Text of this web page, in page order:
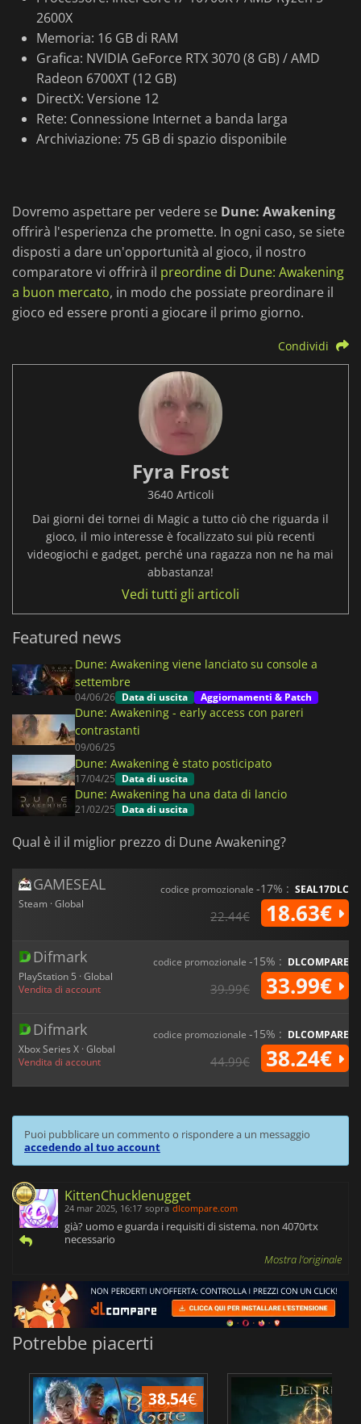
2600X
Memoria: 16 GB di RAM
Grafica: NVIDIA GeForce RTX 3070 (8 GB) / AMD
Radeon 6700XT (12 GB)
DirectX: Versione 12
Rete: Connessione Internet a banda larga
Archiviazione: 75 GB di spazio disponibile
Dovremo aspettare per vedere se Dune: Awakening
offrirà l'esperienza che promette. In ogni caso, se siete
disposti a dare un'opportunità al gioco, il nostro
comparatore vi offrirà il preordine di Dune: Awakening
a buon mercato, in modo che possiate preordinare il
gioco ed essere pronti a giocare il primo giorno.
Condividi
Fyra Frost
3640 Articoli
Dai giorni dei tornei di Magic a tutto ciò che riguarda il
gioco, il mio interesse è focalizzato sui più recenti
videogiochi e gadget, perché una ragazza non ne ha mai
abbastanza!
Vedi tutti gli articoli
Featured news
Dune: Awakening viene lanciato su console a
settembre
04/06/26 Data di uscita Aggiornamenti & Patch
Dune: Awakening - early access con pareri
contrastanti
09/06/25
Dune: Awakening è stato posticipato
17/04/25 Data di uscita
Dune: Awakening ha una data di lancio
21/02/25 Data di uscita
Qual è il il miglior prezzo di Dune Awakening?
GAMESEAL
Steam · Global
codice promozionale -17% : SEAL17DLC
22.44€ 18.63€
Difmark
PlayStation 5 · Global
Vendita di account
codice promozionale -15% : DLCOMPARE
39.99€ 33.99€
Difmark
Xbox Series X · Global
Vendita di account
codice promozionale -15% : DLCOMPARE
44.99€ 38.24€
Puoi pubblicare un commento o rispondere a un messaggio
accedendo al tuo account
KittenChucklenugget
24 mar 2025, 16:17 sopra dlcompare.com
già? uomo e guarda i requisiti di sistema. non 4070rtx
necessario
Mostra l'originale
Potrebbe piacerti
38.54€